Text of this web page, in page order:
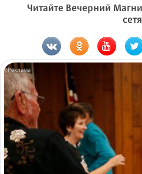
Читайте Вечерний